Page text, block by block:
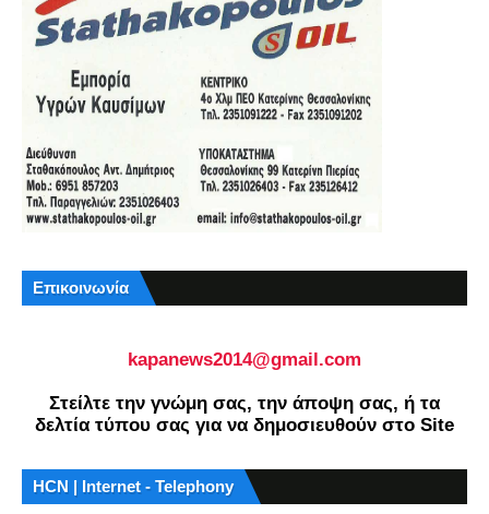
Επικοινωνία
kapanews2014@gmail.com
Στείλτε την γνώμη σας, την άποψη σας, ή τα
δελτία τύπου σας για να δημοσιευθούν στο Site
HCN | Internet - Telephony